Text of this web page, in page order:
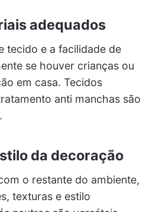
adequados
tecido e a facilidade de
se houver crianças ou
em casa. Tecidos
anti manchas são
da decoração
o restante do ambiente,
texturas e estilo